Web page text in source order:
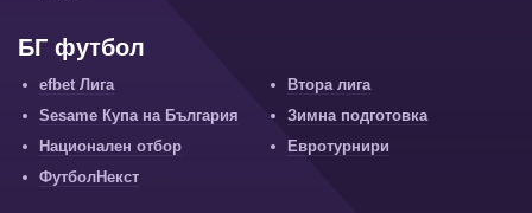
БГ футбол
efbet Лига
Втора лига
Sesame Купа на България
Зимна подготовка
Национален отбор
Евротурнири
ФутболНекст